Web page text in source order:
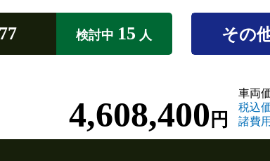
検討中 15 人 その
4,608,400 円
車両
税込
諸費用